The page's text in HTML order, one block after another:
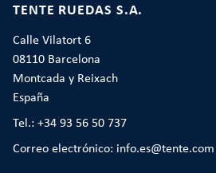
TENTE RUEDAS S.A.
Calle Vilatort 6
08110 Barcelona
Montcada y Reixach
España
Tel.: +34 93 56 50 737
Correo electrónico: info.es@tente.com